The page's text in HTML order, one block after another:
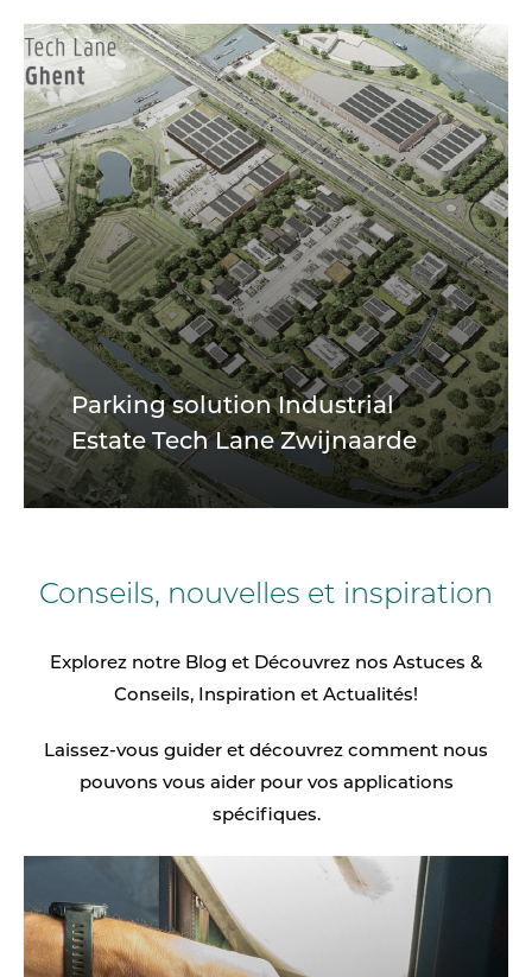
Parking solution Industrial
Estate Tech Lane Zwijnaarde
Conseils, nouvelles et inspiration
Explorez notre Blog et Découvrez nos Astuces &
Conseils, Inspiration et Actualités!
Laissez-vous guider et découvrez comment nous
pouvons vous aider pour vos applications
spécifiques.